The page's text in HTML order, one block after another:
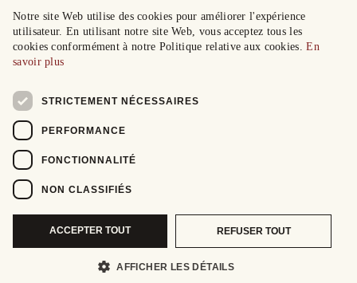
Notre site Web utilise des cookies pour améliorer l'expérience
utilisateur. En utilisant notre site Web, vous acceptez tous les
cookies conformément à notre Politique relative aux cookies.En
savoir plus
STRICTEMENT NÉCESSAIRES
PERFORMANCE
FONCTIONNALITÉ
NON CLASSIFIÉS
ACCEPTER TOUT REFUSER TOUT
AFFICHER LES DÉTAILS